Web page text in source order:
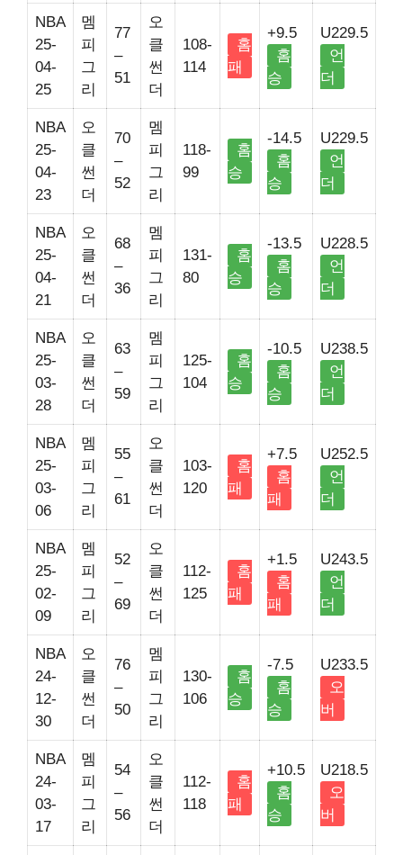
NBA
25-
04-
25
멤
피
그
리
77
–
51
오
클
썬
더
108-
114
홈
패
+9.5
홈
승
U229.5
언
더
NBA
25-
04-
23
오
클
썬
더
70
–
52
멤
피
그
리
118-
99
홈
승
-14.5
홈
승
U229.5
언
더
NBA
25-
04-
21
오
클
썬
더
68
–
36
멤
피
그
리
131-
80
홈
승
-13.5
홈
승
U228.5
언
더
NBA
25-
03-
28
오
클
썬
더
63
–
59
멤
피
그
리
125-
104
홈
승
-10.5
홈
승
U238.5
언
더
NBA
25-
03-
06
멤
피
그
리
55
–
61
오
클
썬
더
103-
120
홈
패
+7.5
홈
패
U252.5
언
더
NBA
25-
02-
09
멤
피
그
리
52
–
69
오
클
썬
더
112-
125
홈
패
+1.5
홈
패
U243.5
언
더
NBA
24-
12-
30
오
클
썬
더
76
–
50
멤
피
그
리
130-
106
홈
승
-7.5
홈
승
U233.5
오
버
NBA
24-
03-
17
멤
피
그
리
54
–
56
오
클
썬
더
112-
118
홈
패
+10.5
홈
승
U218.5
오
버